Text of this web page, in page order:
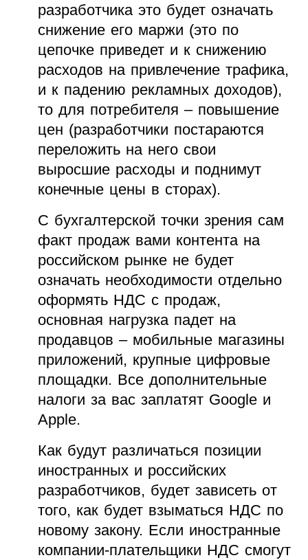
разработчика это будет означать
снижение его маржи (это по
цепочке приведет и к снижению
расходов на привлечение трафика,
и к падению рекламных доходов),
то для потребителя – повышение
цен (разработчики постараются
переложить на него свои
выросшие расходы и поднимут
конечные цены в сторах).
С бухгалтерской точки зрения сам
факт продаж вами контента на
российском рынке не будет
означать необходимости отдельно
оформять НДС с продаж,
основная нагрузка падет на
продавцов – мобильные магазины
приложений, крупные цифровые
площадки. Все дополнительные
налоги за вас заплатят Google и
Apple.
Как будут различаться позиции
иностранных и российских
разработчиков, будет зависеть от
того, как будет взыматься НДС по
новому закону. Если иностранные
компании-плательщики НДС смогут